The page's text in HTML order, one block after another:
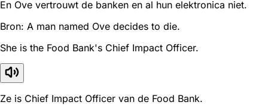
En Ove vertrouwt de banken en al hun elektronica niet.
Bron: A man named Ove decides to die.
She is the Food Bank's Chief Impact Officer.
Ze is Chief Impact Officer van de Food Bank.